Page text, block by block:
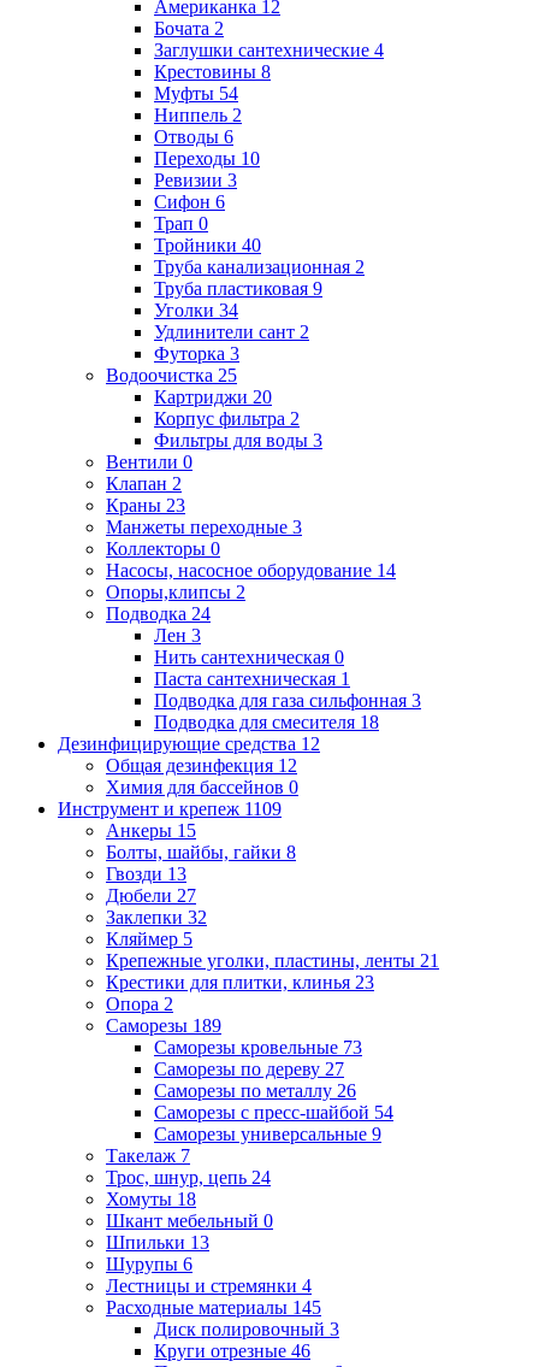
Американка 12
Бочата 2
Заглушки сантехнические 4
Крестовины 8
Муфты 54
Ниппель 2
Отводы 6
Переходы 10
Ревизии 3
Сифон 6
Трап 0
Тройники 40
Труба канализационная 2
Труба пластиковая 9
Уголки 34
Удлинители сант 2
Футорка 3
Водоочистка 25
Картриджи 20
Корпус фильтра 2
Фильтры для воды 3
Вентили 0
Клапан 2
Краны 23
Манжеты переходные 3
Коллекторы 0
Насосы, насосное оборудование 14
Опоры,клипсы 2
Подводка 24
Лен 3
Нить сантехническая 0
Паста сантехническая 1
Подводка для газа сильфонная 3
Подводка для смесителя 18
Дезинфицирующие средства 12
Общая дезинфекция 12
Химия для бассейнов 0
Инструмент и крепеж 1109
Анкеры 15
Болты, шайбы, гайки 8
Гвозди 13
Дюбели 27
Заклепки 32
Кляймер 5
Крепежные уголки, пластины, ленты 21
Крестики для плитки, клинья 23
Опора 2
Саморезы 189
Саморезы кровельные 73
Саморезы по дереву 27
Саморезы по металлу 26
Саморезы с пресс-шайбой 54
Саморезы универсальные 9
Такелаж 7
Трос, шнур, цепь 24
Хомуты 18
Шкант мебельный 0
Шпильки 13
Шурупы 6
Лестницы и стремянки 4
Расходные материалы 145
Диск полировочный 3
Круги отрезные 46